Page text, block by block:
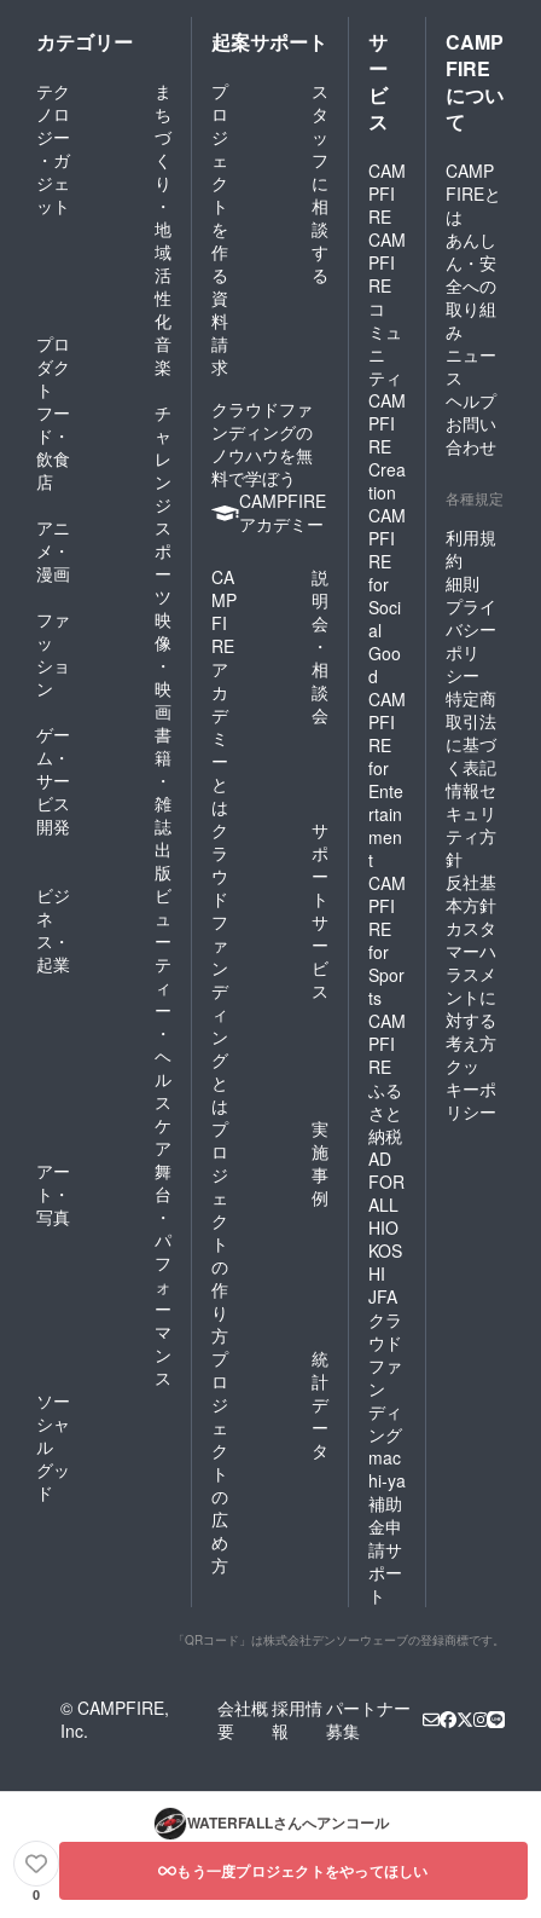
50cm
・袖丈
24cm
・袖口
13.5cm
【品質
・綿
100%
・手洗
い可
70cm
・身幅
48cm
・肩幅
41cm
・裾幅
48cm
23cm
・袖口
幅13cm
【Lサイ
ズ】 ・
着丈
72cm
・身幅
50cm
・肩幅
43cm
・裾幅
50cm
・袖丈
24cm
・袖口
13.5cm
表示】
・綿
100%
・手洗
マソニ
氏、
ロッキ
ン渋谷
氏にな
りたい
方に
とって
は、ま
ず初め
の入り
口とし
て魅力
あるリ
ターン
となり
ます。
（熱い
ハート
で共に
実現し
ましょ
ロック
「ジャ
ズフェ
ス」も
対応可
能で
す。
ロック
フェス
に負け
ない
ジャズ
フェス
を作り
たい方
にはま
ず一歩
として
魅力の
あるリ
ターン
です。
カテゴリー
テク
ノロ
ジー
・ガ
ジェ
ット
ま
ち
づ
く
り
・
地
域
活
性
化
プロ
ダク
ト
音
楽
フー
ド・
飲食
店
チ
ャ
レ
ン
ジ
アニ
メ・
漫画
ス
ポ
ー
ツ
ファ
ッ
ショ
ン
映
像
・
映
画
ゲー
ム・
サー
ビス
開発
書
籍
・
雑
誌
出
版
ビジ
ネ
ス・
起業
ビ
ュ
ー
テ
ィ
ー
・
ヘ
ル
ス
ケ
ア
アー
ト・
写真
舞
台
・
パ
フ
ォ
ー
マ
ン
ス
ソー
シャ
ル
グッ
ド
起案サポート
プ
ロ
ジ
ェ
ク
ト
を
作
る
ス
タ
ッ
フ
に
相
談
す
る
資
料
請
求
クラウドファ
ンディングの
ノウハウを無
料で学ぼう
CAMPFIRE
アカデミー
CA
MP
FI
RE
ア
カ
デ
ミ
ー
と
は
説
明
会
・
相
談
会
ク
ラ
ウ
ド
フ
ァ
ン
デ
ィ
ン
グ
と
は
サ
ポ
ー
ト
サ
ー
ビ
ス
プ
ロ
ジ
ェ
ク
ト
の
作
り
方
実
施
事
例
プ
ロ
ジ
ェ
ク
ト
の
広
め
方
統
計
デ
ー
タ
サ
ー
ビ
ス
CAM
PFI
RE
CAM
PFI
RE
コ
ミュ
ニ
ティ
CAM
PFI
RE
Crea
tion
CAM
PFI
RE
for
Soci
al
Goo
d
CAM
PFI
RE
for
Ente
rtain
men
t
CAM
PFI
RE
for
Spor
ts
CAM
PFI
RE
ふる
さと
納税
AD
FOR
ALL
HIO
KOS
HI
JFA
クラ
ウド
ファ
ン
ディ
ング
mac
hi-ya
補助
金申
請サ
ポー
ト
CAMP
FIRE
につい
て
CAMP
FIREと
は
あんし
ん・安
全への
取り組
み
ニュー
ス
ヘルプ
お問い
合わせ
各種規定
利用規
約
細則
プライ
バシー
ポリ
シー
特定商
取引法
に基づ
く表記
情報セ
キュリ
ティ方
針
反社基
本方針
カスタ
マーハ
ラスメ
ントに
対する
考え方
クッ
キーポ
リシー
「QRコード」は株式会社デンソーウェーブの登録商標です。
© CAMPFIRE,
Inc.
会社概
要
採用情
報
パートナー
募集
WATERFALLさんへアンコール
0
もう一度プロジェクトをやってほしい